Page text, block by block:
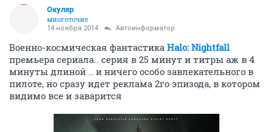
Окуляр
многоточие
14 ноября 2014 Автоинформатор
Военно-космическая фантастика Halo: Nightfall
премьера сериала.. серия в 25 минут и титры аж в 4
минуты длиной .. и ничего особо завлекательного в
пилоте, но сразу идет реклама 2го эпизода, в котором
видимо все и заварится